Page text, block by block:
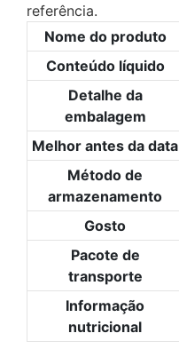
referência.
Nome do produto
Conteúdo líquido
Detalhe da
embalagem
Melhor antes da data
Método de
armazenamento
Gosto
Pacote de
transporte
Informação
nutricional